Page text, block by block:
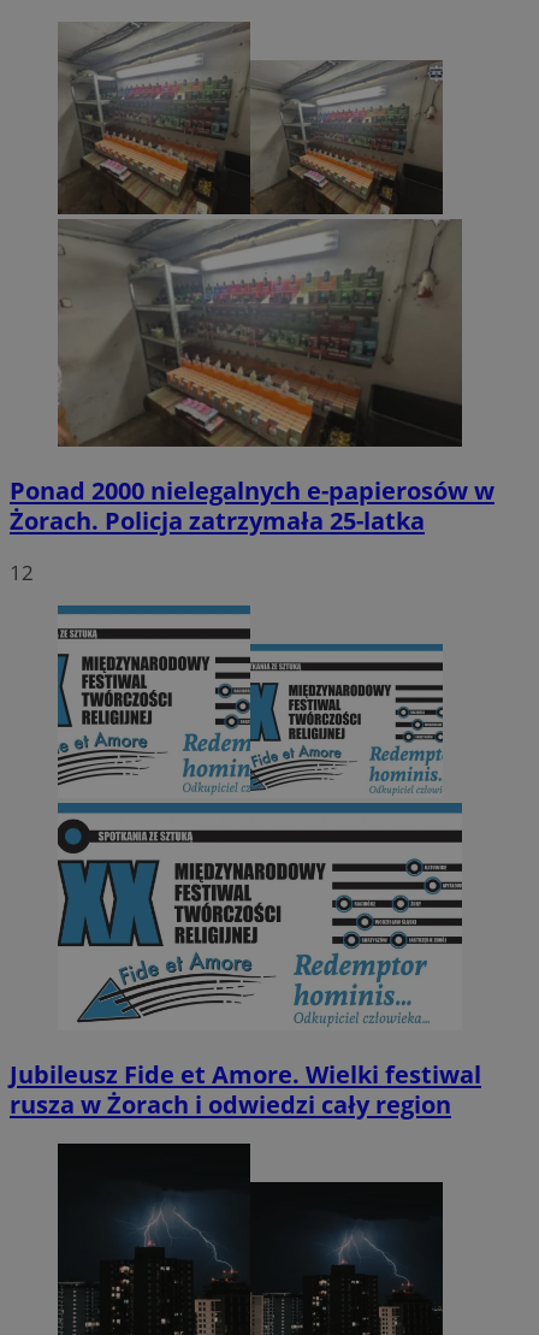
Ponad 2000 nielegalnych e-papierosów w
Żorach. Policja zatrzymała 25-latka
12
Jubileusz Fide et Amore. Wielki festiwal
rusza w Żorach i odwiedzi cały region